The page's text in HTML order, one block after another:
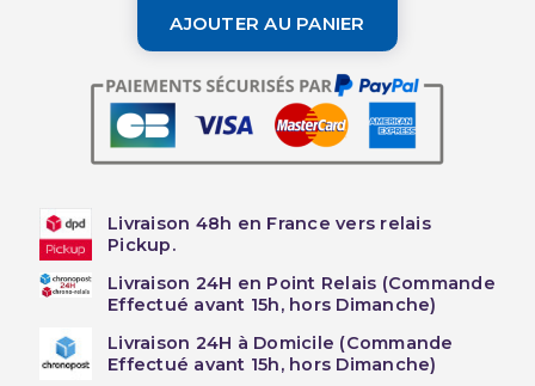
AJOUTER AU PANIER
Livraison 48h en France vers relais
Pickup.
Livraison 24H en Point Relais (Commande
Effectué avant 15h, hors Dimanche)
Livraison 24H à Domicile (Commande
Effectué avant 15h, hors Dimanche)